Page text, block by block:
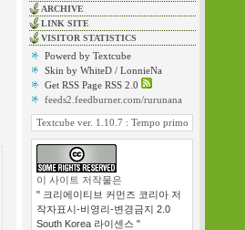
ARCHIVE
LINK SITE
VISITOR STATISTICS
Powerd by Textcube
Skin by WhiteD / LonnieNa
Get RSS Page RSS 2.0
feeds2.feedburner.com/rurunana
Textcube ver. 1.10.7 : Tempo primo
이 사이트 저작물은
" 크리에이티브 커먼즈 코리아 저
작자표시-비영리-변경금지 2.0
South Korea 라이센스 "